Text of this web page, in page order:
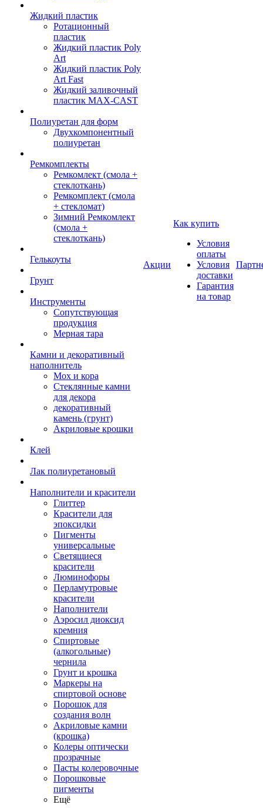
Жидкий пластик
Ротационный
пластик
Жидкий пластик Poly
Art
Жидкий пластик Poly
Art Fast
Жидкий заливочный
пластик MAX-CAST
Полиуретан для форм
Двухкомпонентный
полиуретан
Ремкомплекты
Ремкомлект (смола +
стеклоткань)
Ремкомплект (смола
+ стекломат)
Зимний Ремкомлект
(смола +
стеклоткань)
Гелькоуты
Грунт
Инструменты
Сопутствующая
продукция
Мерная тара
Камни и декоративный
наполнитель
Мох и кора
Стеклянные камни
для декора
декоративный
камень (грунт)
Акриловые крошки
Клей
Лак полиуретановый
Наполнители и красители
Глиттер
Красители для
эпоксидки
Пигменты
универсальные
Светящиеся
красители
Люминофоры
Перламутровые
красители
Наполнители
Аэросил диоксид
кремния
Спиртовые
(алкогольные)
чернила
Грунт и крошка
Маркеры на
спиртовой основе
Порошок для
создания волн
Акриловые камни
(крошка)
Колеры оптически
прозрачные
Пасты колеровочные
Порошковые
пигменты
Ещё
Акции
Как купить
Условия
оплаты
Условия
доставки
Гарантия
на товар